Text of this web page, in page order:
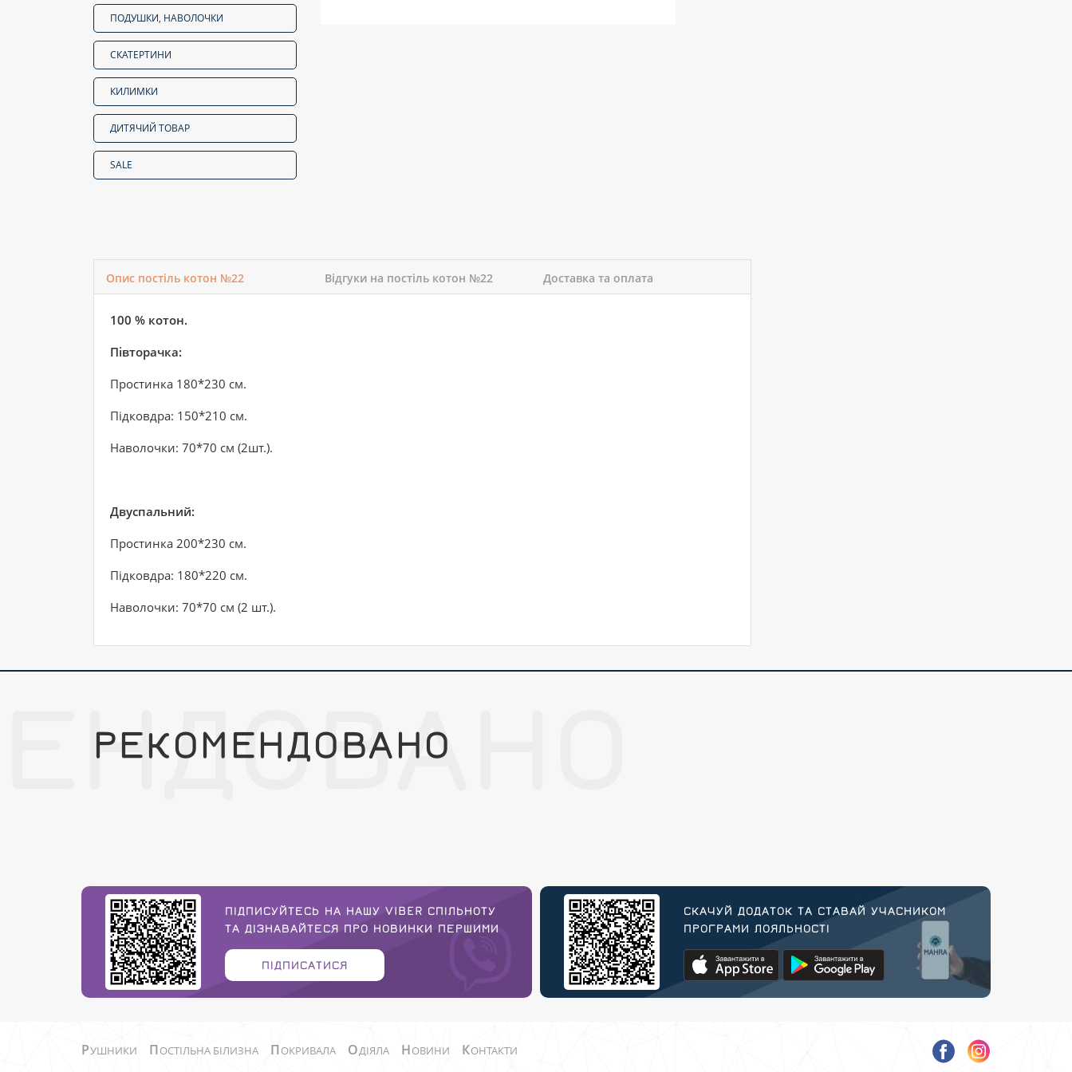
ПОДУШКИ, НАВОЛОЧКИ
СКАТЕРТИНИ
КИЛИМКИ
ДИТЯЧИЙ ТОВАР
SALE
Опис постіль котон №22 Відгуки на постіль котон №22 Доставка та оплата
100 % котон.
Півторачка:
Простинка 180*230 см.
Підковдра: 150*210 см.
Наволочки: 70*70 см (2шт.).
Двуспальний:
Простинка 200*230 см.
Підковдра: 180*220 см.
Наволочки: 70*70 см (2 шт.).
РЕКОМЕНДОВАНО
ПІДПИСУЙТЕСЬ НА НАШУ VIBER СПІЛЬНОТУ
ТА ДІЗНАВАЙТЕСЯ ПРО НОВИНКИ ПЕРШИМИ
ПІДПИСАТИСЯ
СКАЧУЙ ДОДАТОК ТА СТАВАЙ УЧАСНИКОМ
ПРОГРАМИ ЛОЯЛЬНОСТІ
РУШНИКИ ПОСТІЛЬНА БІЛИЗНА ПОКРИВАЛА ОДІЯЛА НОВИНИ КОНТАКТИ